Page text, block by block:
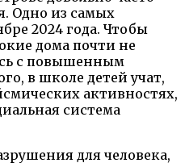
Одно из самых
2024 года. Чтобы
дома почти не
с повышенным
в школе детей учат,
активностях,
система
для человека,